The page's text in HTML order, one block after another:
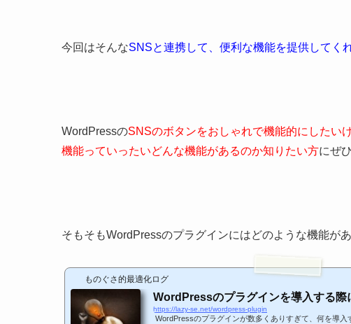
今回はそんなSNSと連携して、便利な機能を提供してく
WordPressのSNSのボタンをおしゃれで機能的にしたい
機能っていったいどんな機能があるのか知りたい方にぜ
そもそもWordPressのプラグインにはどのような機能が
ものぐさ的最適化ログ
WordPressのプラグインを導入する際
https://lazy-se.net/wordpress-plugin
WordPressのプラグインが数多くありすぎて、何を導